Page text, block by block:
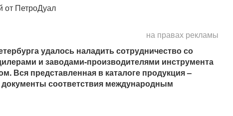
на правах рекламы
удалось наладить сотрудничество со
и заводами-производителями инструмента
Вся представленная в каталоге продукция –
соответствия международным